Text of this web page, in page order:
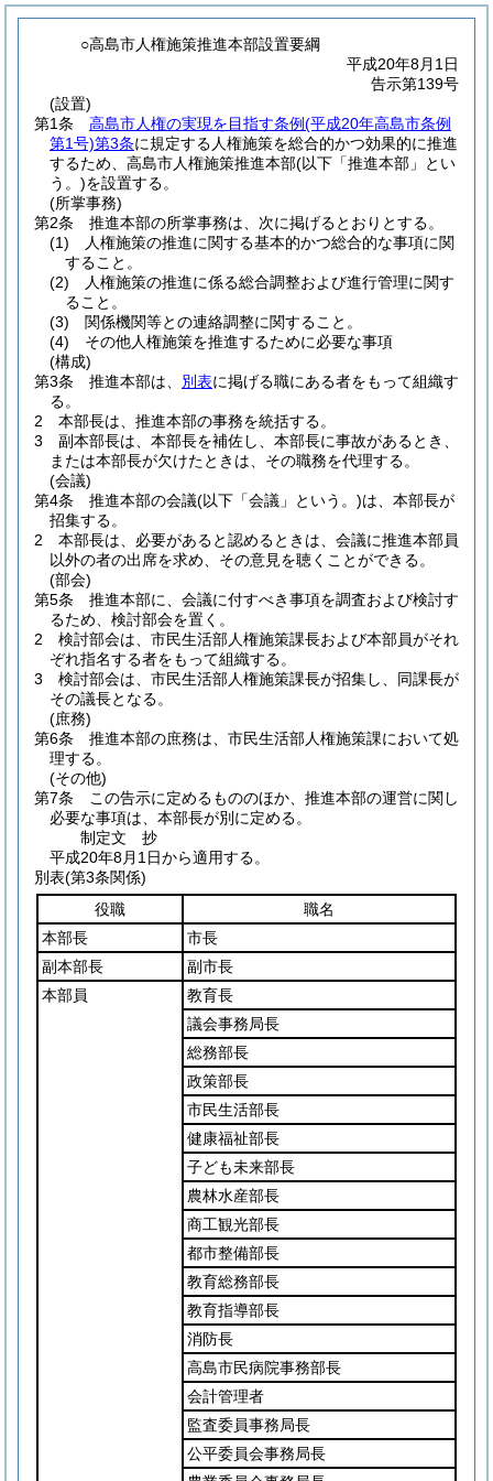
○高島市人権施策推進本部設置要綱
平成20年8月1日
告示第139号
(設置)
第1条
高島市人権の実現を目指す条例(平成20年高島市条例
第1号)第3条に規定する人権施策を総合的かつ効果的に推進
するため、高島市人権施策推進本部(以下「推進本部」とい
う。)を設置する。
(所掌事務)
第2条
推進本部の所掌事務は、次に掲げるとおりとする。
(1)
人権施策の推進に関する基本的かつ総合的な事項に関
すること。
(2)
人権施策の推進に係る総合調整および進行管理に関す
ること。
(3)
関係機関等との連絡調整に関すること。
(4)
その他人権施策を推進するために必要な事項
(構成)
第3条
推進本部は、 別表に掲げる職にある者をもって組織す
る。
2
本部長は、推進本部の事務を統括する。
3
副本部長は、本部長を補佐し、本部長に事故があるとき、
または本部長が欠けたときは、その職務を代理する。
(会議)
第4条
推進本部の会議(以下「会議」という。)は、本部長が
招集する。
2
本部長は、必要があると認めるときは、会議に推進本部員
以外の者の出席を求め、その意見を聴くことができる。
(部会)
第5条
推進本部に、会議に付すべき事項を調査および検討す
るため、検討部会を置く。
2
検討部会は、市民生活部人権施策課長および本部員がそれ
ぞれ指名する者をもって組織する。
3
検討部会は、市民生活部人権施策課長が招集し、同課長が
その議長となる。
(庶務)
第6条
推進本部の庶務は、市民生活部人権施策課において処
理する。
(その他)
第7条
この告示に定めるもののほか、推進本部の運営に関し
必要な事項は、本部長が別に定める。
制定文 抄
平成20年8月1日から適用する。
別表(第3条関係)
役職
職名
本部長
市長
副本部長
副市長
本部員
教育長
議会事務局長
総務部長
政策部長
市民生活部長
健康福祉部長
子ども未来部長
農林水産部長
商工観光部長
都市整備部長
教育総務部長
教育指導部長
消防長
高島市民病院事務部長
会計管理者
監査委員事務局長
公平委員会事務局長